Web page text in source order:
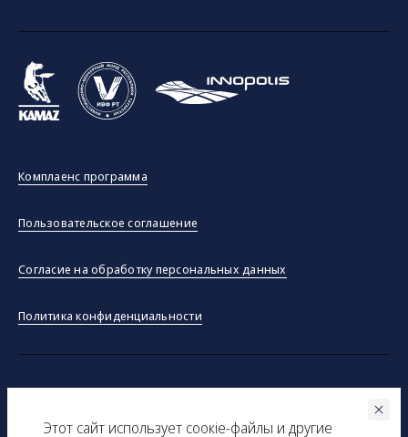
Этот сайт использует соокіe-файлы и другие
Комплаенс программа
Пользовательское соглашение
Согласие на обработку персональных данных
Политика конфиденциальности